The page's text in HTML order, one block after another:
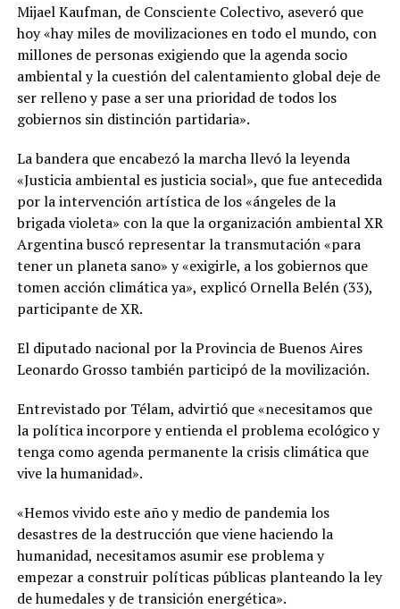
Mijael Kaufman, de Consciente Colectivo, aseveró que
hoy «hay miles de movilizaciones en todo el mundo, con
millones de personas exigiendo que la agenda socio
ambiental y la cuestión del calentamiento global deje de
ser relleno y pase a ser una prioridad de todos los
gobiernos sin distinción partidaria».
La bandera que encabezó la marcha llevó la leyenda
«Justicia ambiental es justicia social», que fue antecedida
por la intervención artística de los «ángeles de la
brigada violeta» con la que la organización ambiental XR
Argentina buscó representar la transmutación «para
tener un planeta sano» y «exigirle, a los gobiernos que
tomen acción climática ya», explicó Ornella Belén (33),
participante de XR.
El diputado nacional por la Provincia de Buenos Aires
Leonardo Grosso también participó de la movilización.
Entrevistado por Télam, advirtió que «necesitamos que
la política incorpore y entienda el problema ecológico y
tenga como agenda permanente la crisis climática que
vive la humanidad».
«Hemos vivido este año y medio de pandemia los
desastres de la destrucción que viene haciendo la
humanidad, necesitamos asumir ese problema y
empezar a construir políticas públicas planteando la ley
de humedales y de transición energética».